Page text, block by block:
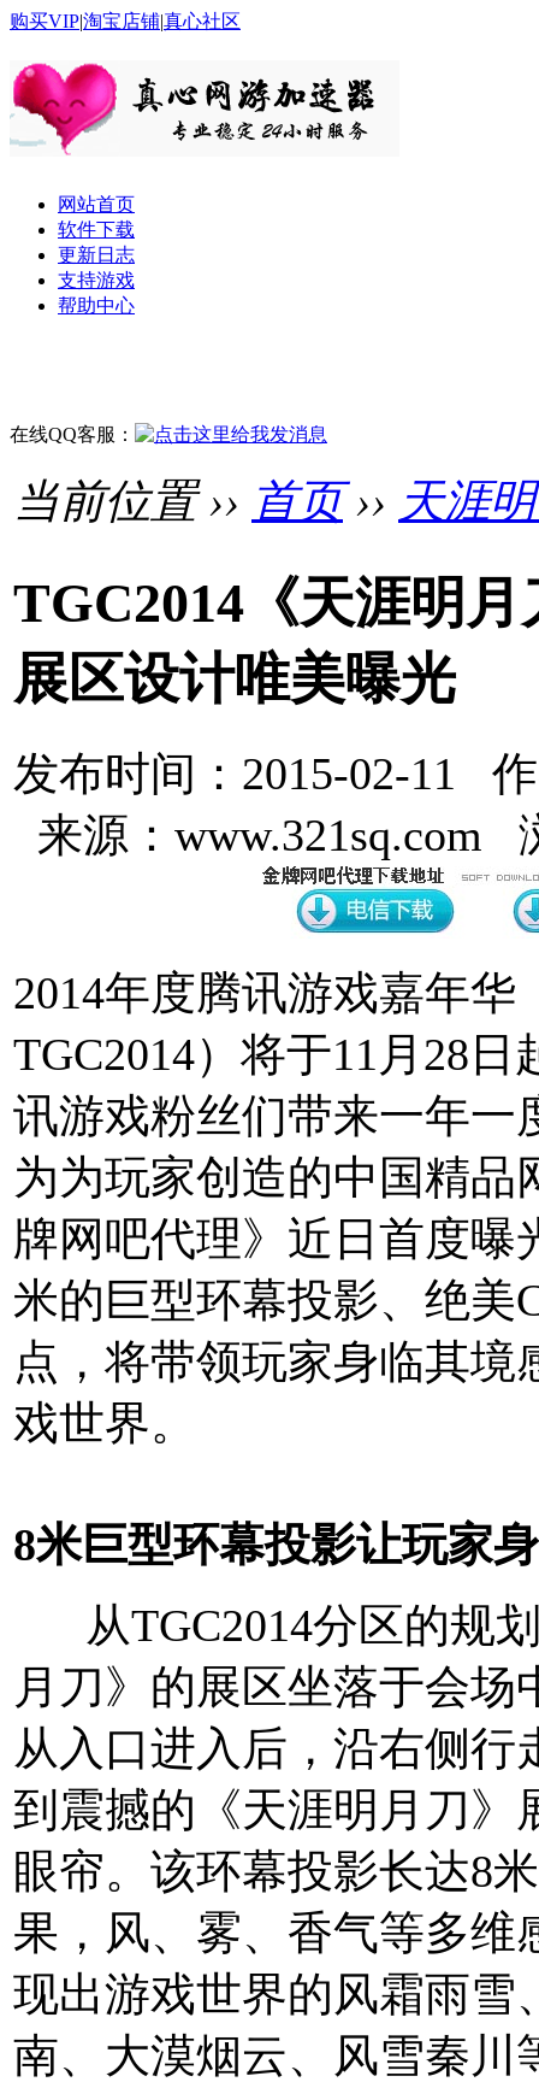
购买VIP|淘宝店铺|真心社区
网站首页
软件下载
更新日志
支持游戏
帮助中心
在线QQ客服：
当前位置 ›› 首页›› 天涯
TGC2014《天涯明
展区设计唯美曝光
发布时间：2015-02-11
来源：www.321sq.com
2014年度腾讯游戏嘉年华
TGC2014）将于11月28
讯游戏粉丝们带来一年一
为为玩家创造的中国精品
牌网吧代理》近日首度曝
米的巨型环幕投影、绝美
点，将带领玩家身临其
戏世界。
8米巨型环幕投影让玩家
从TGC2014分区的规
月刀》的展区坐落于会
从入口进入后，沿右侧行
到震撼的《天涯明月刀》
眼帘。该环幕投影长达8
果，风、雾、香气等多维
现出游戏世界的风霜雨雪
南、大漠烟云、风雪秦川